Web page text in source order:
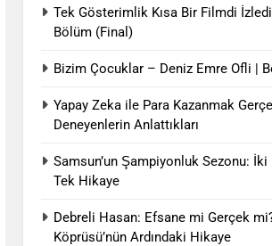
Tek Gösterimlik Kısa Bir Filmdi
Bölüm (Final)
Bizim Çocuklar – Deniz Emre Ofli |
Yapay Zeka ile Para Kazanmak
Deneyenlerin Anlattıkları
Samsun’un Şampiyonluk Sezonu: İki
Tek Hikaye
Debreli Hasan: Efsane mi Gerçek
Köprüsü’nün Ardındaki Hikaye